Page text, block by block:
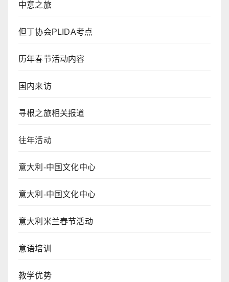
中意之旅
但丁协会PLIDA考点
历年春节活动内容
国内来访
寻根之旅相关报道
往年活动
意大利-中国文化中心
意大利-中国文化中心
意大利米兰春节活动
意语培训
教学优势